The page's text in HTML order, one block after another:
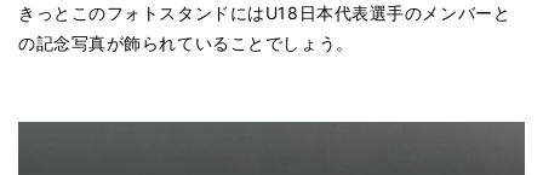
きっとこのフォトスタンドにはU18日本代表選手のメンバーと
の記念写真が飾られていることでしょう。